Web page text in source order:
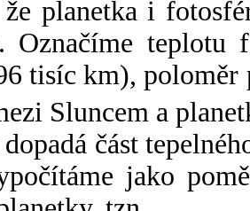
že planetka i
Označíme
tisíc km),
Sluncem a
část
jako